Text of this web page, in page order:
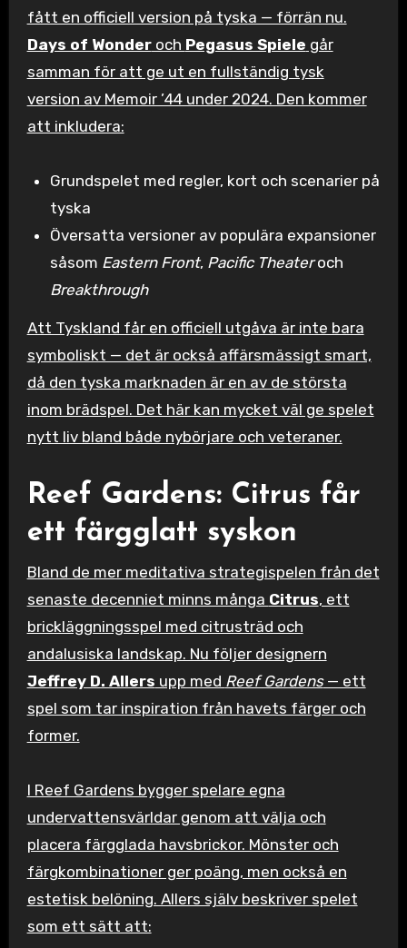
fått en officiell version på tyska — förrän nu.
Days of Wonderoch Pegasus Spiele går
samman för att ge ut en fullständig tysk
version av Memoir ’44 under 2024. Den kommer
att inkludera:
Grundspelet med regler, kort och scenarier på
tyska
Översatta versioner av populära expansioner
såsom Eastern Front, Pacific Theateroch
Breakthrough
Att Tyskland får en officiell utgåva är inte bara
symboliskt — det är också affärsmässigt smart,
då den tyska marknaden är en av de största
inom brädspel. Det här kan mycket väl ge spelet
nytt liv bland både nybörjare och veteraner.
Reef Gardens: Citrus får
ett färgglatt syskon
Bland de mer meditativa strategispelen från det
senaste decenniet minns många Citrus, ett
brickläggningsspel med citrusträd och
andalusiska landskap. Nu följer designern
Jeffrey D. Allers upp med Reef Gardens— ett
spel som tar inspiration från havets färger och
former.
I Reef Gardens bygger spelare egna
undervattensvärldar genom att välja och
placera färgglada havsbrickor. Mönster och
färgkombinationer ger poäng, men också en
estetisk belöning. Allers själv beskriver spelet
som ett sätt att: